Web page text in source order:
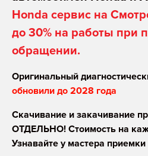
Honda сервис на
до 30% на работы при
обращении.
Оригинальный
обновили до 2028 года
Скачивание и закачивание
ОТДЕЛЬНО! Стоимость на
Узнавайте у мастера приемки